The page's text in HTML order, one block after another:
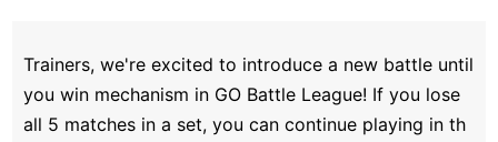
Trainers, we're excited to introduce a new battle until
you win mechanism in GO Battle League! If you lose
all 5 matches in a set, you can continue playing in th